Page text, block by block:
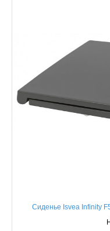
Сиденье Isvea Infinity